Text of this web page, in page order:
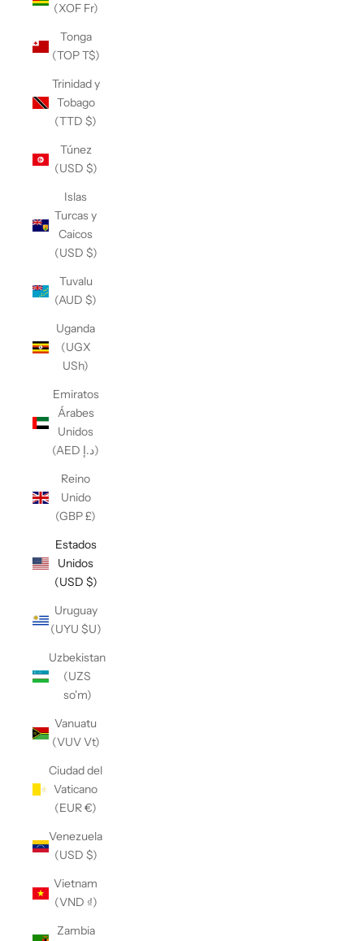
(XOF Fr)
Tonga
(TOP T$)
Trinidad y
Tobago
(TTD $)
Túnez
(USD $)
Islas
Turcas y
Caicos
(USD $)
Tuvalu
(AUD $)
Uganda
(UGX
USh)
Emiratos
Árabes
Unidos
(AED د.إ)
Reino
Unido
(GBP £)
Estados
Unidos
(USD $)
Uruguay
(UYU $U)
Uzbekistan
(UZS
so'm)
Vanuatu
(VUV Vt)
Ciudad del
Vaticano
(EUR €)
Venezuela
(USD $)
Vietnam
(VND ₫)
Zambia